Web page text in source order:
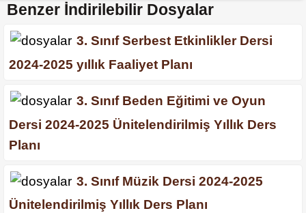
Benzer İndirilebilir Dosyalar
3. Sınıf Serbest Etkinlikler Dersi
2024-2025 yıllık Faaliyet Planı
3. Sınıf Beden Eğitimi ve Oyun
Dersi 2024-2025 Ünitelendirilmiş Yıllık Ders
Planı
3. Sınıf Müzik Dersi 2024-2025
Ünitelendirilmiş Yıllık Ders Planı